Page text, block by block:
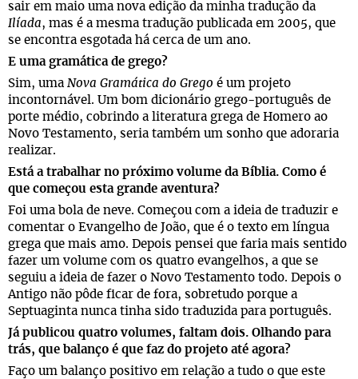
sair em maio uma nova edição da minha tradução da
Ilíada, mas é a mesma tradução publicada em 2005, que
se encontra esgotada há cerca de um ano.
E uma gramática de grego?
Sim, uma Nova Gramática do Grego é um projeto
incontornável. Um bom dicionário grego-português de
porte médio, cobrindo a literatura grega de Homero ao
Novo Testamento, seria também um sonho que adoraria
realizar.
Está a trabalhar no próximo volume da Bíblia. Como é
que começou esta grande aventura?
Foi uma bola de neve. Começou com a ideia de traduzir e
comentar o Evangelho de João, que é o texto em língua
grega que mais amo. Depois pensei que faria mais sentido
fazer um volume com os quatro evangelhos, a que se
seguiu a ideia de fazer o Novo Testamento todo. Depois o
Antigo não pôde ficar de fora, sobretudo porque a
Septuaginta nunca tinha sido traduzida para português.
Já publicou quatro volumes, faltam dois. Olhando para
trás, que balanço é que faz do projeto até agora?
Faço um balanço positivo em relação a tudo o que este